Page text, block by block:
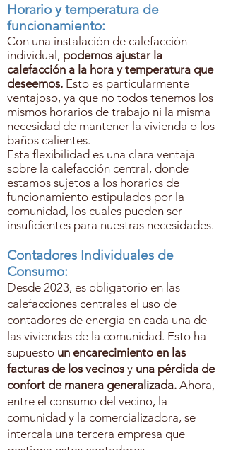
Horario y temperatura de
funcionamiento:
Con una instalación de calefacción
individual, podemos ajustar la
calefacción a la hora y temperatura que
deseemos. Esto es particularmente
ventajoso, ya que no todos tenemos los
mismos horarios de trabajo ni la misma
necesidad de mantener la vivienda o los
baños calientes.
Esta flexibilidad es una clara ventaja
sobre la calefacción central, donde
estamos sujetos a los horarios de
funcionamiento estipulados por la
comunidad, los cuales pueden ser
insuficientes para nuestras necesidades.
Contadores Individuales de
Consumo:
Desde 2023, es obligatorio en las
calefacciones centrales el uso de
contadores de energía en cada una de
las viviendas de la comunidad. Esto ha
supuesto un encarecimiento en las
facturas de los vecinosy una pérdida de
confort de manera generalizada. Ahora,
entre el consumo del vecino, la
comunidad y la comercializadora, se
intercala una tercera empresa que